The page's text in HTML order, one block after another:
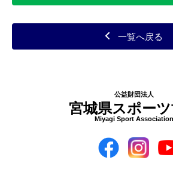
一覧へ戻る
公益財団法人
宮城県スポー
Miyagi Sport Association